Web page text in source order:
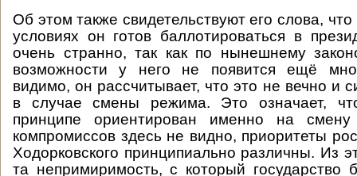
Об этом также свидетельствуют его слова,
условиях он готов баллотироваться в
очень странно, так как по нынешнему
возможности у него не появится ещё
видимо, он рассчитывает, что это не вечно и
в случае смены режима. Это означает,
принципе ориентирован именно на
компромиссов здесь не видно, приоритеты
Ходорковского принципиально различны. Из
та непримиримость, с который государство